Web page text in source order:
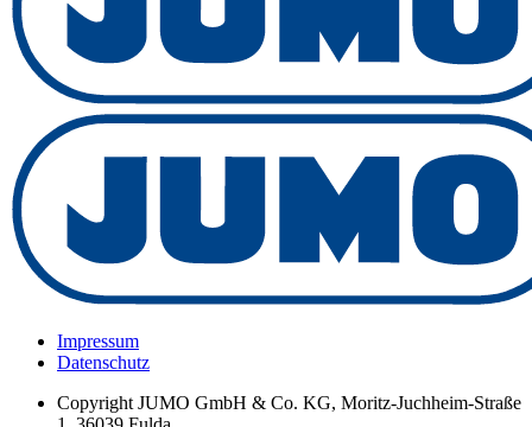
Impressum
Datenschutz
Copyright JUMO GmbH & Co. KG, Moritz-Juchheim-Straße